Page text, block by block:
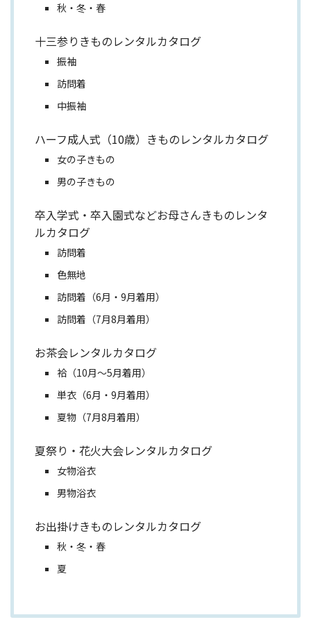
秋・冬・春
十三参りきものレンタルカタログ
振袖
訪問着
中振袖
ハーフ成人式（10歳）きものレンタルカタログ
女の子きもの
男の子きもの
卒入学式・卒入園式などお母さんきものレンタ
ルカタログ
訪問着
色無地
訪問着（6月・9月着用）
訪問着（7月8月着用）
お茶会レンタルカタログ
袷（10月～5月着用）
単衣（6月・9月着用）
夏物（7月8月着用）
夏祭り・花火大会レンタルカタログ
女物浴衣
男物浴衣
お出掛けきものレンタルカタログ
秋・冬・春
夏